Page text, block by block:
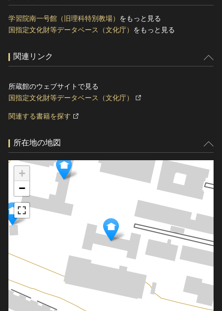
学習院南一号館（旧理科特別教場） をもっと見る
国指定文化財等データベース（文化庁） をもっと見る
関連リンク
所蔵館のウェブサイトで見る
国指定文化財等データベース（文化庁）
関連する書籍を探す
所在地の地図
+
−